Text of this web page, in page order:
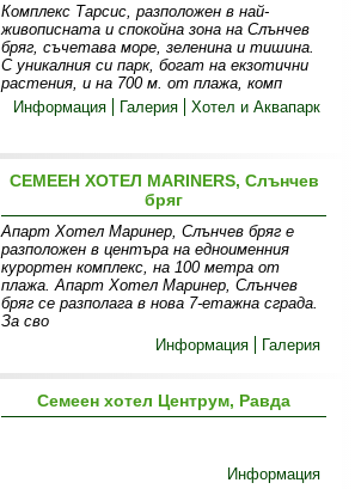
Комплекс Тарсис, разположен в най-
живописната и спокойна зона на Слънчев
бряг, съчетава море, зеленина и тишина.
С уникалния си парк, богат на екзотични
растения, и на 700 м. от плажа, комп
Информация
Галерия Хотел и Аквапарк
СЕМЕЕН ХОТЕЛ MARINERS, Слънчев
бряг
Апарт Хотел Маринер, Слънчев бряг е
разположен в центъра на едноименния
курортен комплекс, на 100 метра от
плажа. Апарт Хотел Маринер, Слънчев
бряг се разполага в нова 7-етажна сграда.
За сво
Информация
Галерия
Семеен хотел Центрум, Равда
Информация